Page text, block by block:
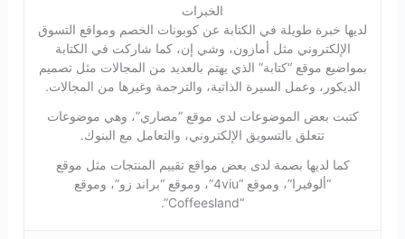
الخبرات
لديها خبرة طويلة في الكتابة عن كوبونات الخصم ومواقع التسوق
الإلكتروني مثل أمازون، وشي إن، كما شاركت في الكتابة
بمواضيع موقع “كتابة” الذي يهتم بالعديد من المجالات مثل تصميم
الديكور، وعمل السيرة الذاتية، والترجمة وغيرها من المجالات.
كتبت بعض الموضوعات لدى موقع “مصاري”، وهي موضوعات
تتعلق بالتسويق الإلكتروني، والتعامل مع البنوك.
كما لديها بصمة لدى بعض مواقع تقييم المنتجات مثل موقع
“ألوفيرا”، وموقع “4viu”، وموقع “براند زو”، وموقع
“Coffeesland”.